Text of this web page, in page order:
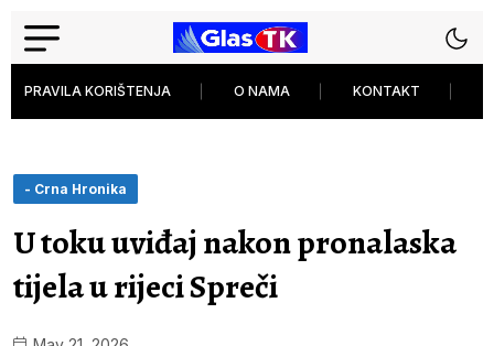
PRAVILA KORIŠTENJA O NAMA KONTAKT
- Crna Hronika
U toku uviđaj nakon pronalaska
tijela u rijeci Spreči